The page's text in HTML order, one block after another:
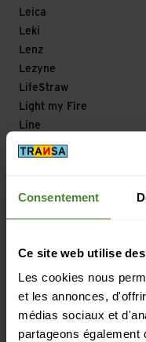
Consentement
Ce site web utilise des
Les cookies nous
et les annonces,
médias sociaux et
partageons
Leica
Leki
Lenz
Lezyne
LifeStraw
Light my Fire
Line
Lizard
Look
Looking for Wild
Lowe Alpine
Lowepro
LuCycle
Lundhags
Lyofood